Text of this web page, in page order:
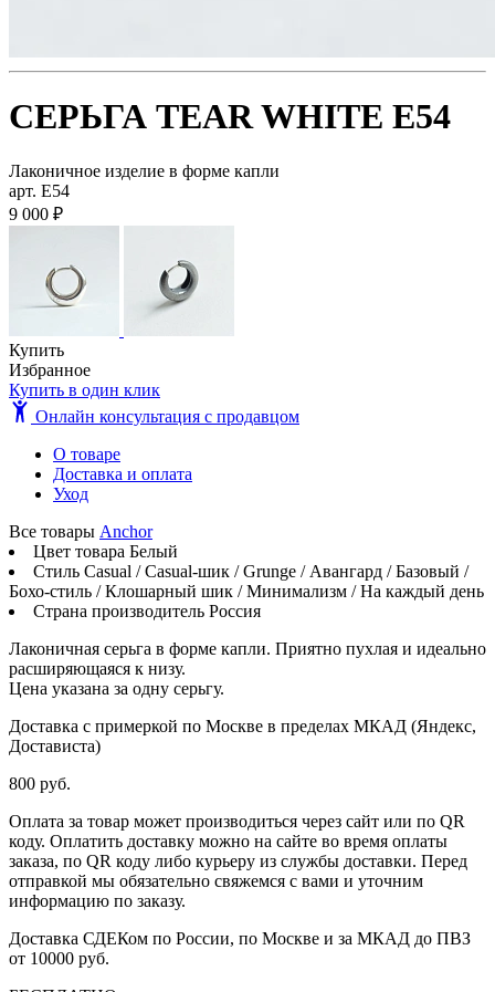
СЕРЬГА TEAR WHITE E54
Лаконичное изделие в форме капли
арт. E54
9 000 ₽
Купить
Избранное
Купить в один клик
Онлайн консультация с продавцом
О товаре
Доставка и оплата
Уход
Все товары Anchor
Цвет товара Белый
Стиль Casual / Casual-шик / Grunge / Авангард / Базовый /
Бохо-стиль / Клошарный шик / Минимализм / На каждый день
Страна производитель Россия
Лаконичная серьга в форме капли. Приятно пухлая и идеально
расширяющаяся к низу.
Цена указана за одну серьгу.
Доставка с примеркой по Москве в пределах МКАД (Яндекс,
Достависта)
800 руб.
Оплата за товар может производиться через сайт или по QR
коду. Оплатить доставку можно на сайте во время оплаты
заказа, по QR коду либо курьеру из службы доставки. Перед
отправкой мы обязательно свяжемся с вами и уточним
информацию по заказу.
Доставка СДЕКом по России, по Москве и за МКАД до ПВЗ
от 10000 руб.